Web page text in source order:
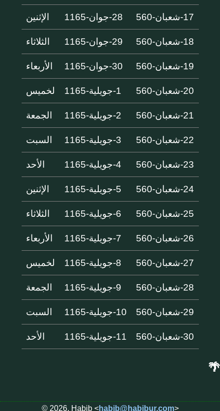
17-شعبان-560 28-جوان-1165 الإثنين
18-شعبان-560 29-جوان-1165 الثلاثاء
19-شعبان-560 30-جوان-1165 الأربعاء
20-شعبان-560 1-جويلية-1165 لخميس
21-شعبان-560 2-جويلية-1165 الجمعة
22-شعبان-560 3-جويلية-1165 السبت
23-شعبان-560 4-جويلية-1165 الأحد
24-شعبان-560 5-جويلية-1165 الإثنين
25-شعبان-560 6-جويلية-1165 الثلاثاء
26-شعبان-560 7-جويلية-1165 الأربعاء
27-شعبان-560 8-جويلية-1165 لخميس
28-شعبان-560 9-جويلية-1165 الجمعة
29-شعبان-560 10-جويلية-1165 السبت
30-شعبان-560 11-جويلية-1165 الأحد
🌴
© 2026, Habib <habib@habibur.com>